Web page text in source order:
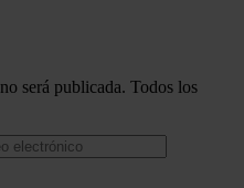
será publicada. Todos los